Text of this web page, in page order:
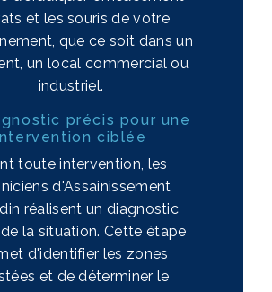
et les souris de votre
que ce soit dans un
un local commercial ou
industriel.
précis pour une
ciblée
toute intervention, les
d'Assainissement
réalisent un diagnostic
la situation. Cette étape
d'identifier les zones
et de déterminer le